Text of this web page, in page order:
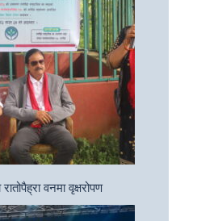
वनमा वृक्षरोपण